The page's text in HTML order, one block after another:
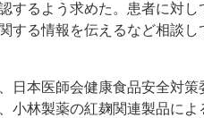
するよう求めた。患者に対
する情報を伝えるなど相談し
日本医師会健康食品安全対策
小林製薬の紅麹関連製品に